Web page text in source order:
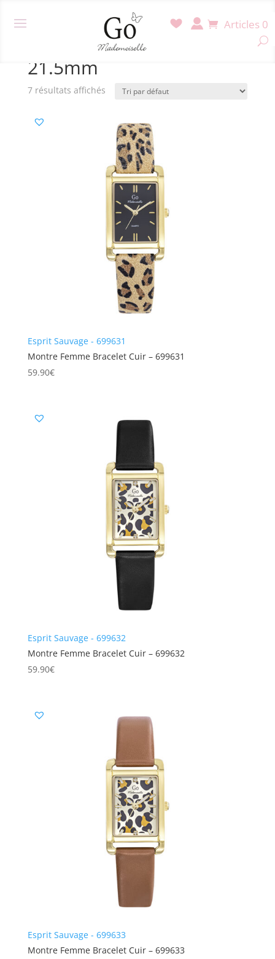
Articles 0
/ Produit Diamètre / 21.5mm
21.5mm
7 résultats affichés
Esprit Sauvage - 699631
Montre Femme Bracelet Cuir – 699631
59.90€
Esprit Sauvage - 699632
Montre Femme Bracelet Cuir – 699632
59.90€
Esprit Sauvage - 699633
Montre Femme Bracelet Cuir – 699633